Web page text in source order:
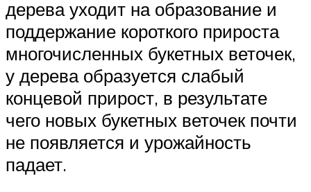
дерева уходит на образование и
поддержание короткого прироста
многочисленных букетных веточек,
у дерева образуется слабый
концевой прирост, в результате
чего новых букетных веточек почти
не появляется и урожайность
падает.